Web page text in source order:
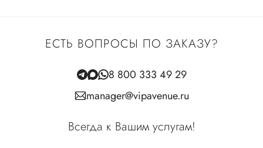
ЕСТЬ ВОПРОСЫ ПО ЗАКАЗУ?
8 800 333 49 29
manager@vipavenue.ru
Всегда к Вашим услугам!